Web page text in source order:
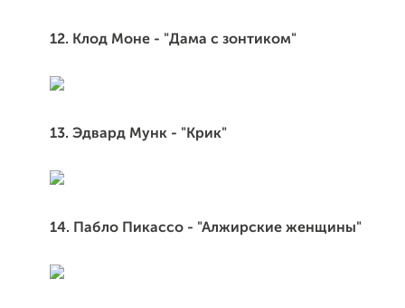
12. Клод Моне - "Дама с зонтиком"
13. Эдвард Мунк - "Крик"
14. Пабло Пикассо - "Алжирские женщины"